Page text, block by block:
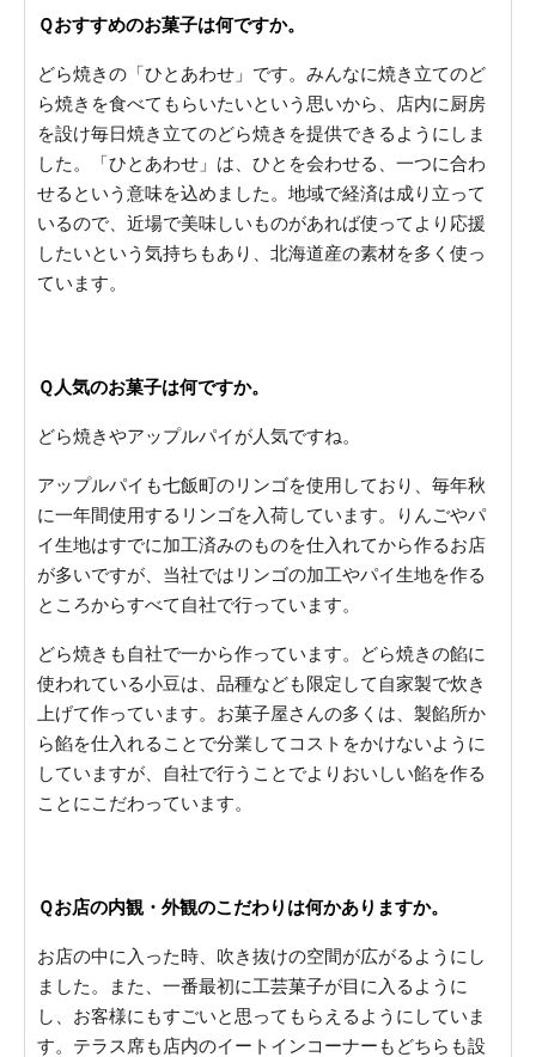
Ｑおすすめのお菓子は何ですか。
どら焼きの「ひとあわせ」です。みんなに焼き立てのど
ら焼きを食べてもらいたいという思いから、店内に厨房
を設け毎日焼き立てのどら焼きを提供できるようにしま
した。「ひとあわせ」は、ひとを会わせる、一つに合わ
せるという意味を込めました。地域で経済は成り立って
いるので、近場で美味しいものがあれば使ってより応援
したいという気持ちもあり、北海道産の素材を多く使っ
ています。
Ｑ人気のお菓子は何ですか。
どら焼きやアップルパイが人気ですね。
アップルパイも七飯町のリンゴを使用しており、毎年秋
に一年間使用するリンゴを入荷しています。りんごやパ
イ生地はすでに加工済みのものを仕入れてから作るお店
が多いですが、当社ではリンゴの加工やパイ生地を作る
ところからすべて自社で行っています。
どら焼きも自社で一から作っています。どら焼きの餡に
使われている小豆は、品種なども限定して自家製で炊き
上げて作っています。お菓子屋さんの多くは、製餡所か
ら餡を仕入れることで分業してコストをかけないように
していますが、自社で行うことでよりおいしい餡を作る
ことにこだわっています。
Ｑお店の内観・外観のこだわりは何かありますか。
お店の中に入った時、吹き抜けの空間が広がるようにし
ました。また、一番最初に工芸菓子が目に入るように
し、お客様にもすごいと思ってもらえるようにしていま
す。テラス席も店内のイートインコーナーもどちらも設